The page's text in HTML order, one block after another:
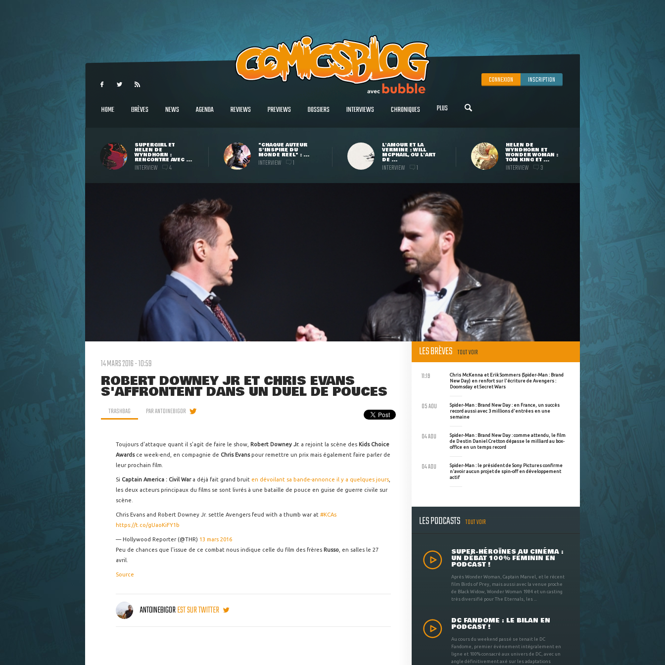
CONNEXION INSCRIPTION
HOME BRÈVES NEWS AGENDA REVIEWS PREVIEWS DOSSIERS INTERVIEWS CHRONIQUES PLUS
SUPERGIRL ET
HELEN DE
WYNDHORN :
RENCONTRE AVEC ...
INTERVIEW 4
"CHAQUE AUTEUR
S'INSPIRE DU
MONDE RÉEL" : ...
INTERVIEW 1
L'AMOUR ET LA
VERMINE : WILL
MCPHAIL, OU L'ART
DE ...
INTERVIEW 1
HELEN DE
WYNDHORN ET
WONDER WOMAN :
TOM KING ET ...
INTERVIEW 3
14 MARS 2016 - 10:59
ROBERT DOWNEY JR ET CHRIS EVANS
S'AFFRONTENT DANS UN DUEL DE POUCES
TRASHBAG PARANTOINEBIGOR
Toujours d'attaque quant il s'agit de faire le show, Robert Downey Jr. a rejoint la scène des Kids Choice
Awardsce week-end, en compagnie de Chris Evanspour remettre un prix mais également faire parler de
leur prochain film.
Si Captain America : Civil Wara déjà fait grand bruit en dévoilant sa bande-annonce il y a quelques jours
les deux acteurs principaux du films se sont livrés à une bataille de pouce en guise de guerre civile sur
scène.
Chris Evans and Robert Downey Jr. settle Avengers feud with a thumb war at #KCAs
https://t.co/gUaoKiFY1b
— Hollywood Reporter (@THR) 13 mars 2016
Peu de chances que l'issue de ce combat nous indique celle du film des frères Russo , en salles le 27
avril.
Source
ANTOINEBIGOREST SUR TWITTER
LES BRÈVES TOUT VOIR
Chris McKenna et Erik Sommers (Spider-Man : Brand
New Day) en renfort sur l'écriture de Avengers :
Doomsday et Secret Wars
11:19
Spider-Man : Brand New Day : en France, un succès
record aussi avec 3 millions d'entrées en une
semaine
05 AOU
Spider-Man : Brand New Day : comme attendu, le film
de Destin Daniel Cretton dépasse le milliard au box-
office en un temps record
04 AOU
Spider-Man : le président de Sony Pictures confirme
n'avoir aucun projet de spin-off en développement
actif
04 AOU
LES PODCASTS TOUT VOIR
SUPER-HÉROÏNES AU CINÉMA :
UN DÉBAT 100% FÉMININ EN
PODCAST !
Après Wonder Woman, Captain Marvel, et le récent
film Birds of Prey, mais aussi avec la venue proche
de Black Widow, Wonder Woman 1984 et un casting
très diversifié pour The Eternals, les ...
DC FANDOME : LE BILAN EN
PODCAST !
Au cours du weekend passé se tenait le DC
Fandome, premier évènement intégralement en
ligne et 100% consacré aux univers de DC, avec un
angle définitivement axé sur les adaptations